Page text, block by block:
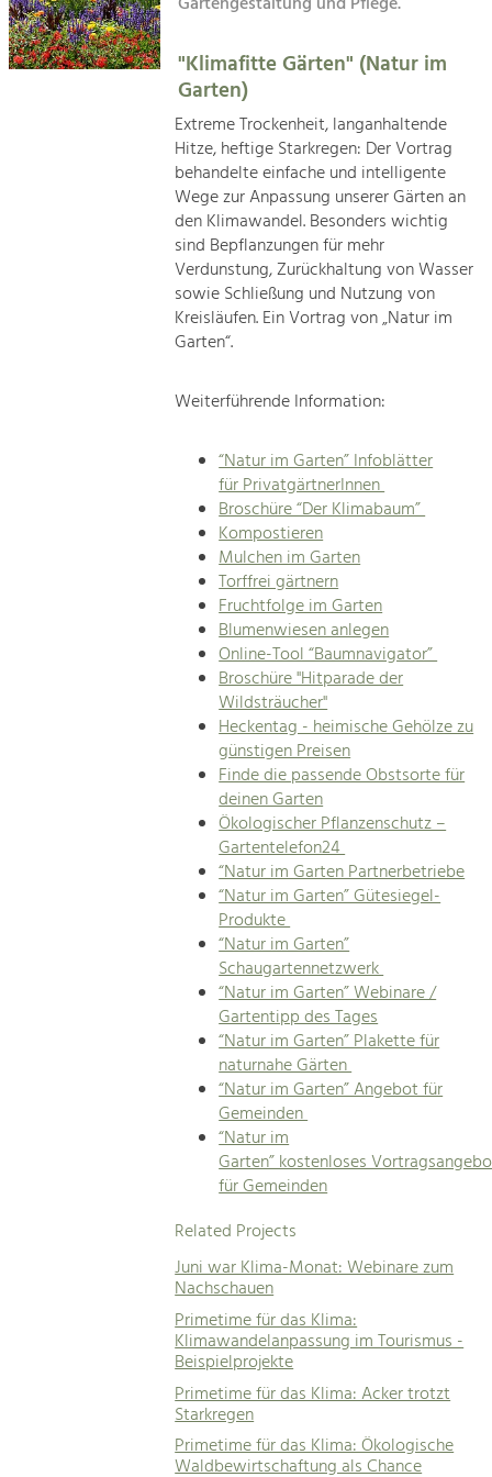
Suche
Landscape.
Tourism
Offer Development and Positioning
Art & Culture
Crafts, Science and Research.
Social Affairs, Education
Equality, Youth and Integration.
Renewable Energy.
Increase in Regional Value Added.
"Klimafitte Gärten" (Natur im
Garten)
Extreme Trockenheit, langanhaltende
Hitze, heftige Starkregen: Der Vortrag
behandelte einfache und intelligente
Wege zur Anpassung unserer Gärten an
den Klimawandel. Besonders wichtig
sind Bepflanzungen für mehr
Verdunstung, Zurückhaltung von Wasser
sowie Schließung und Nutzung von
Kreisläufen. Ein Vortrag von „Natur im
Garten“.
Weiterführende Information:
“Natur im Garten” Infoblätter
für PrivatgärtnerInnen
Broschüre “Der Klimabaum”
Kompostieren
Mulchen im Garten
Torffrei gärtnern
Fruchtfolge im Garten
Blumenwiesen anlegen
Online-Tool “Baumnavigator”
Broschüre "Hitparade der
Wildsträucher"
Heckentag - heimische Gehölze zu
günstigen Preisen
Finde die passende Obstsorte für
deinen Garten
Ökologischer Pflanzenschutz –
Gartentelefon24
“Natur im Garten Partnerbetriebe
“Natur im Garten” Gütesiegel-
Produkte
“Natur im Garten”
Schaugartennetzwerk
“Natur im Garten” Webinare /
Gartentipp des Tages
“Natur im Garten” Plakette für
naturnahe Gärten
“Natur im Garten” Angebot für
Gemeinden
“Natur im
Garten” kostenloses
für Gemeinden
Related Projects
Juni war Klima-Monat: Webinare zum
Nachschauen
Primetime für das Klima:
Klimawandelanpassung im Tourismus -
Beispielprojekte
Primetime für das Klima: Acker trotzt
Starkregen
Primetime für das Klima: Ökologische
Waldbewirtschaftung als Chance